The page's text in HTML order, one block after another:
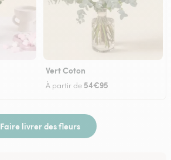
Vert Coton
À partir de 54€95
Faire livrer des fleurs